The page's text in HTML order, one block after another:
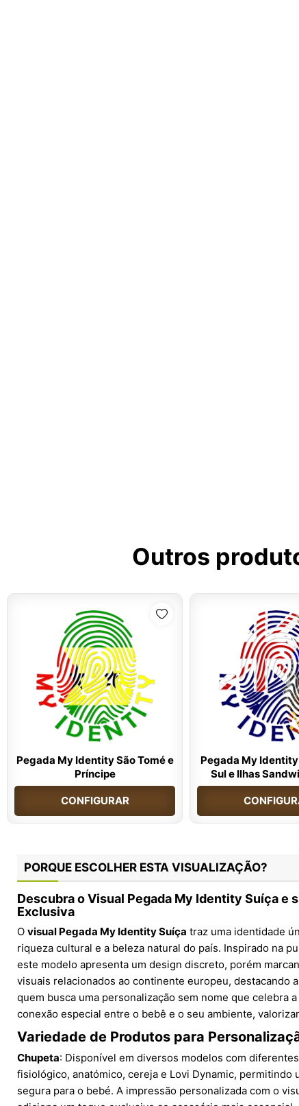
Outros
Pegada My Identity São Tomé e
Príncipe
CONFIGURAR
Pegada My
Sul e Ilhas
PORQUE ESCOLHER ESTA VISUALIZAÇÃO?
Descubra o Visual Pegada My Identity Suíça e
Exclusiva
O visual Pegada My Identity Suíça traz uma identidade
riqueza cultural e a beleza natural do país. Inspirado na
este modelo apresenta um design discreto, porém
visuais relacionados ao continente europeu, destacando
quem busca uma personalização sem nome que celebra
conexão especial entre o bebê e o seu ambiente,
Variedade de Produtos para
Chupeta: Disponível em diversos modelos com
fisiológico, anatómico, cereja e Lovi Dynamic, permitindo
segura para o bebé. A impressão personalizada com o